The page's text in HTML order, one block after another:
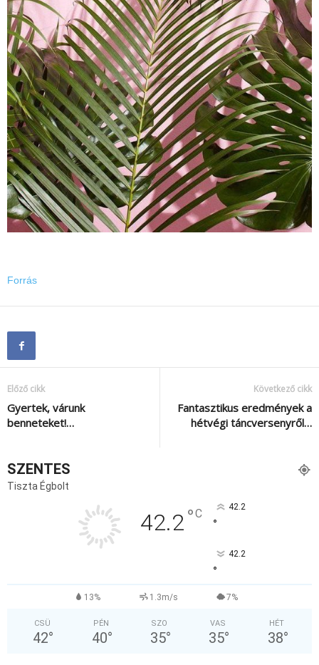
Forrás
Előző cikk
Gyertek, várunk
benneteket!…
Következő cikk
Fantasztikus eredmények a
hétvégi táncversenyről…
SZENTES
Tiszta Égbolt
42.2°C 42.2
°
42.2
°
13% 1.3m/s 7%
CSÜ
42°
PÉN
40°
SZO
35°
VAS
35°
HÉT
38°